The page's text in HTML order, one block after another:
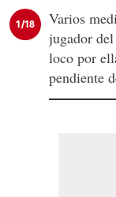
1/18
Varios
jugador
loco por
pendiente